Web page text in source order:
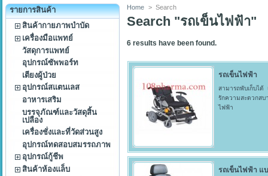
รายการสินค้า
สินค้ากายภาพบำบัด
เครื่องมือแพทย์
วัสดุการแพทย์
อุปกรณ์ซัพพอร์ท
เตียงผู้ป่วย
อุปกรณ์สแตนเลส
อาหารเสริม
บรรจุภัณฑ์และวัสดุสิ้น
เปลือง
เครื่องชั่งและที่วัดส่วนสูง
อุปกรณ์ทดสอบสมรรถภาพ
อุปกรณ์กู้ชีพ
สินค้าห้องแล็บ
Home > Search
Search "รถเข็นไฟฟ้า"
6 results have been found.
รถเข็นไฟฟ้า
สามารถพับเก็บไ
รักความสะดวกสบ
ไฟฟ้า
รถเข็นไฟฟ้า แ